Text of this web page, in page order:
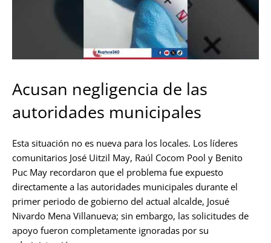
Acusan negligencia de las
autoridades municipales
Esta situación no es nueva para los locales. Los líderes
comunitarios José Uitzil May, Raúl Cocom Pool y Benito
Puc May recordaron que el problema fue expuesto
directamente a las autoridades municipales durante el
primer periodo de gobierno del actual alcalde, Josué
Nivardo Mena Villanueva; sin embargo, las solicitudes de
apoyo fueron completamente ignoradas por su